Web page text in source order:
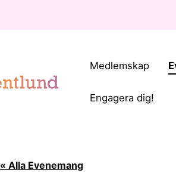
Medlemskap
Engagera dig!
« Alla Evenemang